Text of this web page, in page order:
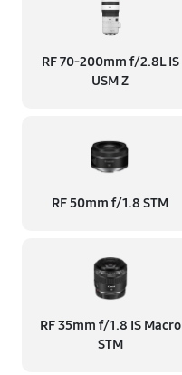
RF 70‑200mm f/2.8L IS
USM Z
RF 50mm f/1.8 STM
RF 35mm f/1.8 IS Macro
STM